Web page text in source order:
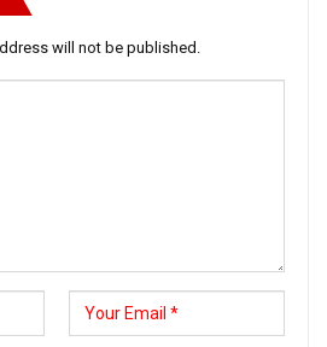
will not be published.